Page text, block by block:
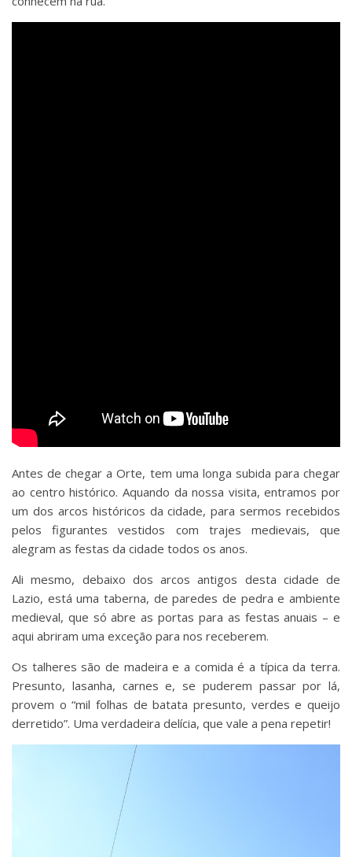
Antes de chegar a Orte, tem uma longa subida para chegar
ao centro histórico. Aquando da nossa visita, entramos por
um dos arcos históricos da cidade, para sermos recebidos
pelos figurantes vestidos com trajes medievais, que
alegram as festas da cidade todos os anos.
Ali mesmo, debaixo dos arcos antigos desta cidade de
Lazio, está uma taberna, de paredes de pedra e ambiente
medieval, que só abre as portas para as festas anuais – e
aqui abriram uma exceção para nos receberem.
Os talheres são de madeira e a comida é a típica da terra.
Presunto, lasanha, carnes e, se puderem passar por lá,
provem o “mil folhas de batata presunto, verdes e queijo
derretido”. Uma verdadeira delícia, que vale a pena repetir!